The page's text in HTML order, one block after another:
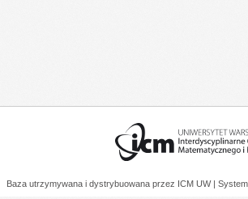
Baza utrzymywana i dystrybuowana przez ICM UW |